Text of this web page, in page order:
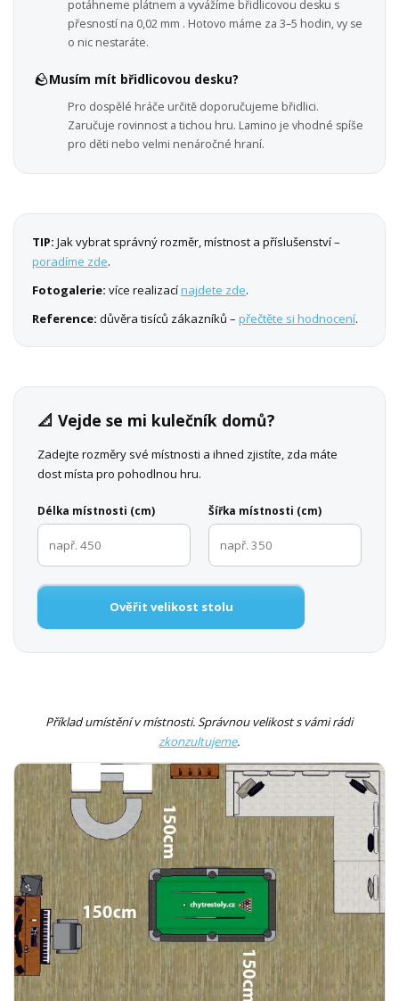
potáhneme plátnem a vyvážíme břidlicovou desku s
přesností na 0,02 mm . Hotovo máme za 3–5 hodin, vy se
o nic nestaráte.
🪨Musím mít břidlicovou desku?
Pro dospělé hráče určitě doporučujeme břidlici.
Zaručuje rovinnost a tichou hru. Lamino je vhodné spíše
pro děti nebo velmi nenáročné hraní.
TIP: Jak vybrat správný rozměr, místnost a příslušenství –
poradíme zde.
Fotogalerie: více realizacínajdete zde.
Reference: důvěra tisíců zákazníků – přečtěte si hodnocení.
📐 Vejde se mi kulečník domů?
Zadejte rozměry své místnosti a ihned zjistíte, zda máte
dost místa pro pohodlnou hru.
Délka místnosti (cm) Šířka místnosti (cm)
Ověřit velikost stolu
Příklad umístění v místnosti. Správnou velikost s vámi rádi
zkonzultujeme.